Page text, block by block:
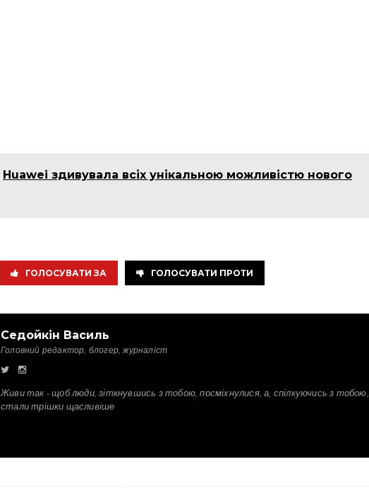
Huawei здивувала всіх унікальною можливістю нового
ГОЛОСУВАТИ ЗА ГОЛОСУВАТИ ПРОТИ
Седойкін Василь
Головний редактор, блогер, журналіст
Живи так - щоб люди, зіткнувшись з тобою, посміхнулися, а, спілкуючись з тобою,
стали трішки щасливіше